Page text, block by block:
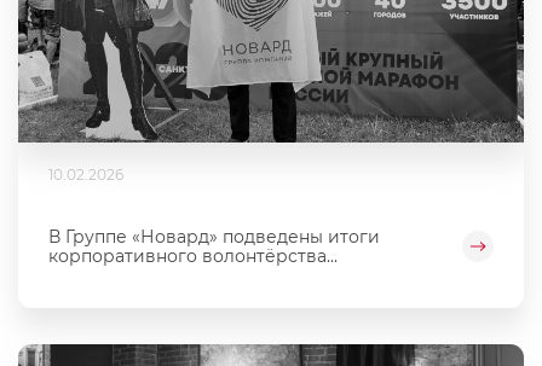
10.02.2026
В Группе «Новард» подведены итоги
корпоративного волонтёрства...